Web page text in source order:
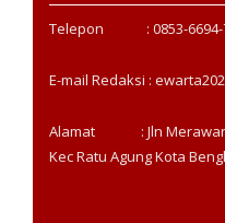
Telepon : 0853-6694-
E-mail Redaksi :
Alamat : Jln Merawan 7
Kec Ratu Agung Kota